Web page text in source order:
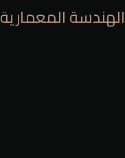
الهندسة المعمارية